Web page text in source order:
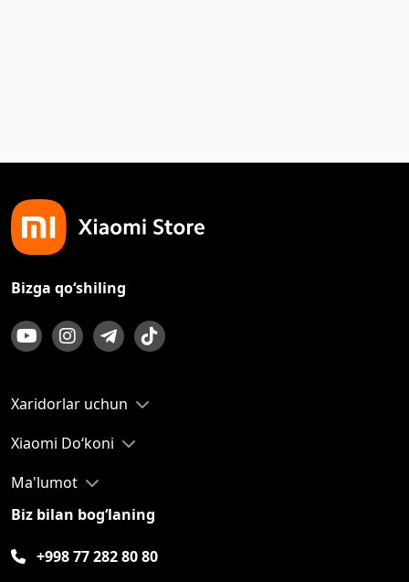
Bizga qo‘shiling
Xaridorlar uchun
Xiaomi Do‘koni
Ma'lumot
Biz bilan bog‘laning
+998 77 282 80 80